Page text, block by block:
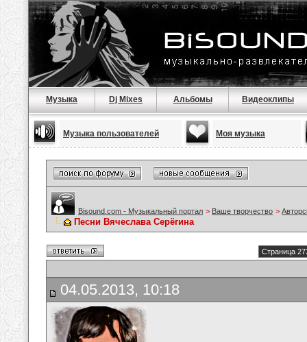
Музыка Dj Mixes Альбомы Видеоклипы
Музыка пользователей Моя музыка
Bisound.com - Музыкальный портал > Ваше творчество >
Песни Вячеслава Серёгина
Страница
04.05.2013, 10:18